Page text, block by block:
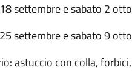
settembre e sabato 2
settembre e sabato 9
astuccio con colla,